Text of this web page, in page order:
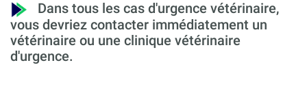
Dans tous les cas d'urgence vétérinaire,
vous devriez contacter immédiatement un
vétérinaire ou une clinique vétérinaire
d'urgence.